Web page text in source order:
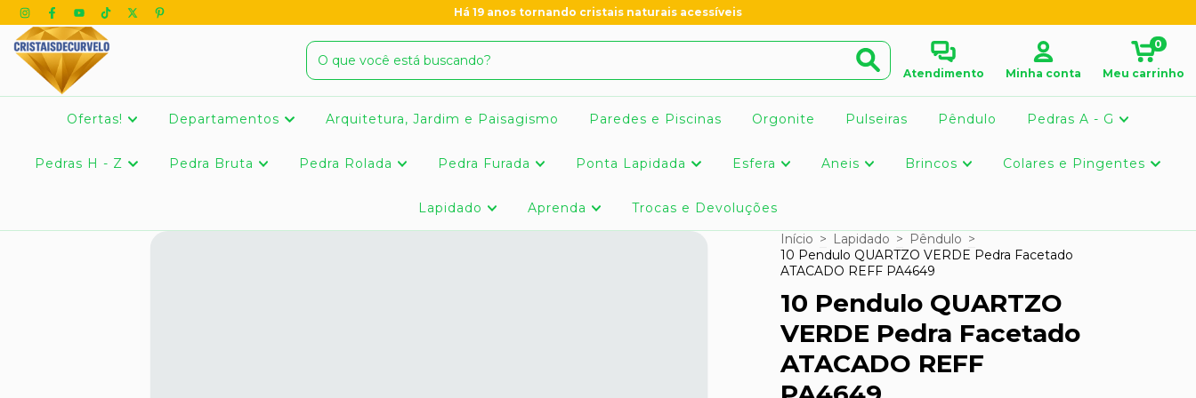
Há 19 anos tornando cristais naturais acessíveis
Atendimento Minha conta Meu carrinho
0
Ofertas! Departamentos Arquitetura, Jardim e Paisagismo Paredes e Piscinas Orgonite Pulseiras Pêndulo Pedras A - G
Pedras H - Z Pedra Bruta Pedra Rolada Pedra Furada Ponta Lapidada Esfera Aneis Brincos Colares e Pingentes
Lapidado Aprenda Trocas e Devoluções
Início > Lapidado > Pêndulo >
10 Pendulo QUARTZO VERDE Pedra Facetado
ATACADO REFF PA4649
10 Pendulo QUARTZO
VERDE Pedra Facetado
ATACADO REFF